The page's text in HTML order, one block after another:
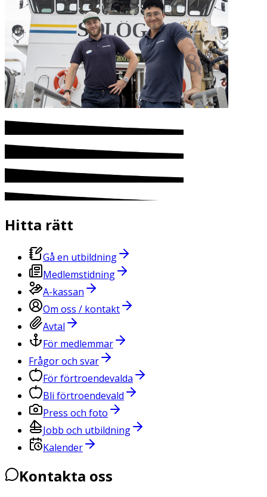
Hitta rätt
Gå en utbildning
Medlemstidning
A-kassan
Om oss / kontakt
Avtal
För medlemmar
Frågor och svar
För förtroendevalda
Bli förtroendevald
Press och foto
Jobb och utbildning
Kalender
Kontakta oss